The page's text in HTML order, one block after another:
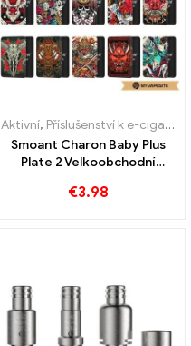
,Výparník
Aktivní, Příslušenství k e-cigaretám
Smoant Charon Baby Plus
Plate 2 Velkoobchodní
丨Vlastní
€3.98